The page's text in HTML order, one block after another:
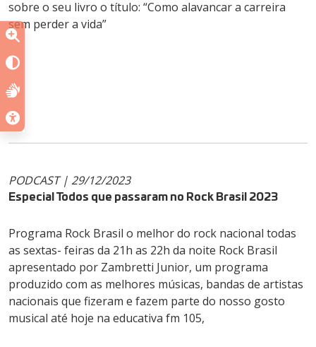
sobre o seu livro o título: “Como alavancar a carreira
sem perder a vida”
PODCAST | 29/12/2023
Especial Todos que passaram no Rock Brasil 2023
Programa Rock Brasil o melhor do rock nacional todas
as sextas- feiras da 21h as 22h da noite Rock Brasil
apresentado por Zambretti Junior, um programa
produzido com as melhores músicas, bandas de artistas
nacionais que fizeram e fazem parte do nosso gosto
musical até hoje na educativa fm 105,